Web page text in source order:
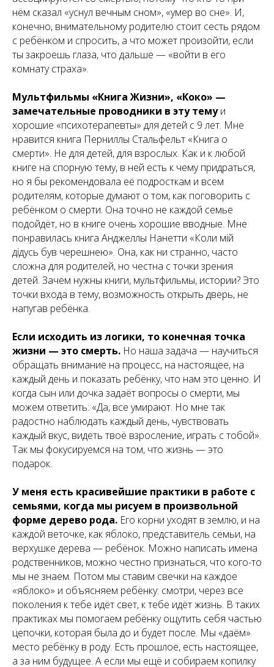
нём сказал «уснул вечным сном», «умер во сне». И,
конечно, внимательному родителю стоит сесть рядом
с ребёнком и спросить, а что может произойти, если
ты закроешь глаза, что дальше — «войти в его
комнату страха».
Мультфильмы «Книга Жизни», «Коко» —
замечательные проводники в эту темуи
хорошие «психотерапевты» для детей с 9 лет. Мне
нравится книга Перниллы Стальфельт «Книга о
смерти». Не для детей, для взрослых. Как и к любой
книге на спорную тему, в ней есть к чему придраться,
но я бы рекомендовала её подросткам и всем
родителям, которые думают о том, как поговорить с
ребёнком о смерти. Она точно не каждой семье
подойдёт, но в книге очень хорошие вводные. Мне
понравилась книга Анджеллы Нанетти «Коли мій
дідусь був черешнею». Она, как ни странно, часто
сложна для родителей, но честна с точки зрения
детей. Зачем нужны книги, мультфильмы, истории? Это
точки входа в тему, возможность открыть дверь, не
напугав ребёнка.
Если исходить из логики, то конечная точка
жизни — это смерть. Но наша задача — научиться
обращать внимание на процесс, на настоящее, на
каждый день и показать ребёнку, что нам это ценно. И
когда сын или дочка задаёт вопросы о смерти, мы
можем ответить: «Да, все умирают. Но мне так
радостно наблюдать каждый день, чувствовать
каждый вкус, видеть твоё взросление, играть с тобой».
Так мы фокусируемся на том, что жизнь — это
подарок.
У меня есть красивейшие практики в работе с
семьями, когда мы рисуем в произвольной
форме дерево рода. Его корни уходят в землю, и на
каждой веточке, как яблоко, представитель семьи, на
верхушке дерева — ребёнок. Можно написать имена
родственников, можно честно признаться, что кого-то
мы не знаем. Потом мы ставим свечки на каждое
«яблоко» и объясняем ребёнку: смотри, через все
поколения к тебе идёт свет, к тебе идёт жизнь. В таких
практиках мы помогаем ребёнку ощутить себя частью
цепочки, которая была до и будет после. Мы «даём»
место ребёнку в роду. Есть прошлое, есть настоящее,
а за ним будущее. А если мы ещё и собираем копилку